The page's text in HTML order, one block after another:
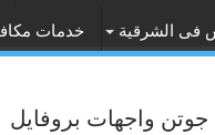
فى الشرقية خدمات
جوتن واجهات بروفايل